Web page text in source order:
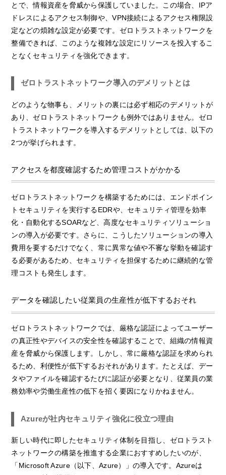
とで、情報資産を脅威から保護していました。この場合、IPア
ドレスによるアクセス制御や、VPN接続によるアクセス権限設
定などの煩雑な設定が必要です。ゼロトラストネットワークを
整備できれば、このような複雑な設定にリソースを投入するこ
となくセキュリティを強化できます。
ゼロトラストネットワーク導入のデメリットとは
どのような物事も、メリットの裏には必ず相応のデメリットが
あり、ゼロトラストネットワークも例外ではありません。ゼロ
トラストネットワークを導入するデメリットとしては、以下の
2つが挙げられます。
アクセスを都度確認するため管理コストがかかる
ゼロトラストネットワークを構築するためには、エンドポイン
トセキュリティを実行するEDRや、セキュリティ管理を効率
化・自動化するSOARなど、高度なセキュリティソリューショ
ンの導入が必要です。さらに、こうしたソリューションの導入
費用を要するだけでなく、常に異常な値や不審な挙動を確認す
る必要があるため、セキュリティを担保するために継続的な管
理コストも発生します。
データを確認したい従業員の生産性が低下するおそれ
ゼロトラストネットワークでは、厳格な認証によってユーザー
の真正性やデバイスの安全性を確認することで、組織の情報資
産を脅威から保護します。しかし、常に厳格な認証を求められ
るため、利便性が低下するおそれがあります。たとえば、デー
タやファイルを確認するたびに認証が必要となり、従業員の業
務効率や労働生産性の低下を招く要因になりかねません。
Azureが社内セキュリティ強化に役立つ理由
新しい時代に即したセキュリティ体制を目指し、ゼロトラスト
ネットワークの構築を推進する企業におすすめしたいのが、
「Microsoft Azure（以下、Azure）」の導入です。Azureは